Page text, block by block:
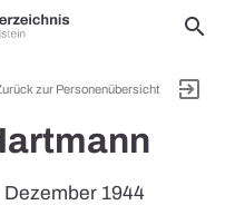
search
zur Personenübersicht exit_to_app
Dezember 1944